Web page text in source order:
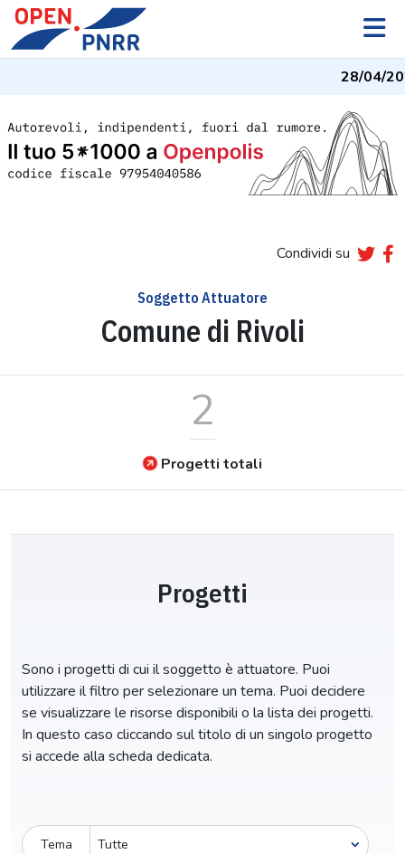
28/04/
Condividi su
Soggetto Attuatore
Comune di Rivoli
2
Progetti totali
Progetti
Sono i progetti di cui il soggetto è attuatore. Puoi
utilizzare il filtro per selezionare un tema. Puoi decidere
se visualizzare le risorse disponibili o la lista dei progetti.
In questo caso cliccando sul titolo di un singolo progetto
si accede alla scheda dedicata.
Tema